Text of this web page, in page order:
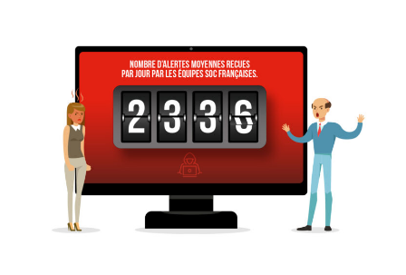
Contact
Recherche